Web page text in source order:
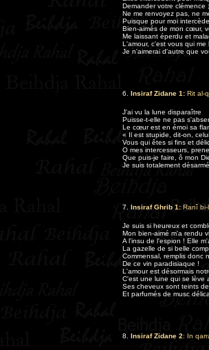
Demander votre clémence ;
Ne me renvoyez pas, ne
Puisque pour moi
Bien-aimés de mon cœur,
Me laissant éperdu et
L'amour, c'est vous qui me
Je n'aimerai d'autre que
6. Insiraf Zidane 1: Rit al-
J'ai vu la lune disparaître
Puisse-t-elle ne pas
Le cœur est en émoi sa
« Il est stupide, dit-on,
Vous qui êtes si fins et
O mes intercesseurs,
Que puis-je faire, ô mon
Je suis totalement désarmé
7. Insiraf Ghrib 1: Ranî bi-
Je suis si heureux et
Mon bien-aimé m'a rendu
A l'insu de l'espion ! Elle
La gazelle de si belle
Commensal, remplis donc
De ce vin paradisiaque !
L'amour est désormais
C'est une lune qui se lève
Ses cheveux sont teints
Et parfumés de musc
8. Insiraf Zidane 2: In